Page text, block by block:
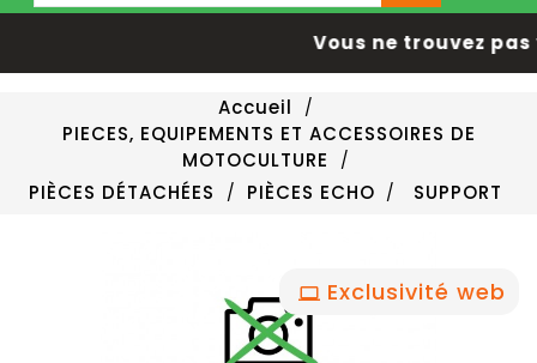
Vous ne trouvez
Accueil
PIECES, EQUIPEMENTS ET ACCESSOIRES DE
MOTOCULTURE
PIÈCES DÉTACHÉES
PIÈCES ECHO SUPPORT
Exclusivité web